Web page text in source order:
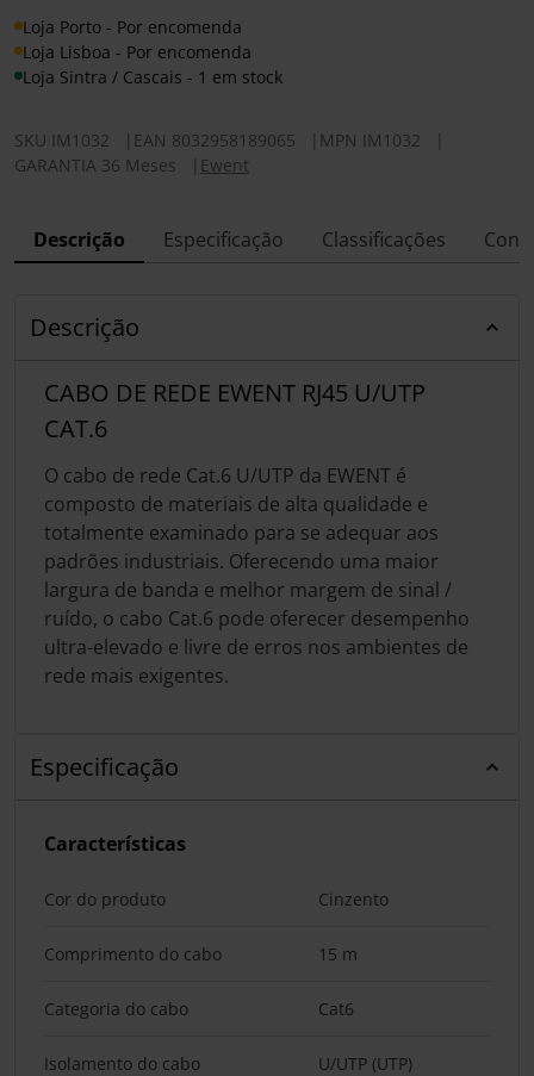
Loja Porto - Por encomenda
Loja Lisboa - Por encomenda
Loja Sintra / Cascais - 1 em stock
SKU IM1032 EAN 8032958189065 MPN IM1032
GARANTIA 36 Meses
Ewent
Descrição Especificação Classificações
Descrição
CABO DE REDE EWENT RJ45 U/UTP
CAT.6
O cabo de rede Cat.6 U/UTP da EWENT é
composto de materiais de alta qualidade e
totalmente examinado para se adequar aos
padrões industriais. Oferecendo uma maior
largura de banda e melhor margem de sinal /
ruído, o cabo Cat.6 pode oferecer desempenho
ultra-elevado e livre de erros nos ambientes de
rede mais exigentes.
Especificação
Características
Cor do produto Cinzento
Comprimento do cabo 15 m
Categoria do cabo Cat6
Isolamento do cabo U/UTP (UTP)